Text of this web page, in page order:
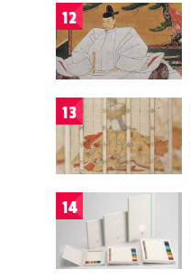
12
13
14